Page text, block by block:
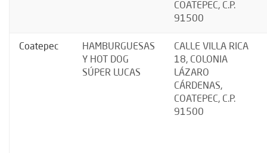
COATEPEC, C.P.
91500
Coatepec
HAMBURGUESAS
Y HOT DOG
SÚPER LUCAS
CALLE VILLA RICA
18, COLONIA
LÁZARO
CÁRDENAS,
COATEPEC, C.P.
91500